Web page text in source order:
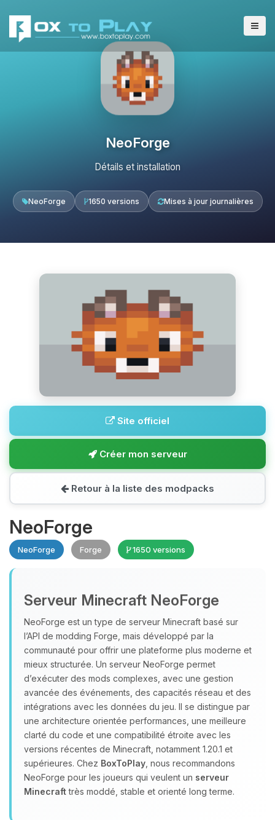
NeoForge
Détails et installation
NeoForge 1650 versions Mises à jour journalières
Site officiel
Créer mon serveur
Retour à la liste des modpacks
NeoForge
NeoForge Forge 1650 versions
Serveur Minecraft NeoForge
NeoForge est un type de serveur Minecraft basé sur
l’API de modding Forge, mais développé par la
communauté pour offrir une plateforme plus moderne et
mieux structurée. Un serveur NeoForge permet
d’exécuter des mods complexes, avec une gestion
avancée des événements, des capacités réseau et des
intégrations avec les données du jeu. Il se distingue par
une architecture orientée performances, une meilleure
clarté du code et une compatibilité étroite avec les
versions récentes de Minecraft, notamment 1.20.1 et
supérieures. Chez BoxToPlay , nous recommandons
NeoForge pour les joueurs qui veulent un serveur
Minecrafttrès moddé, stable et orienté long terme.
Youpi, enfin quelqu’un pour me
parler ! Moi c’est Choupy, ton petit
assistant BoxToPlay. Dis-moi ce dont
tu as besoin et je vais remuer mes
petits circuits pour t’aider.
08/08/2026 à 03:02